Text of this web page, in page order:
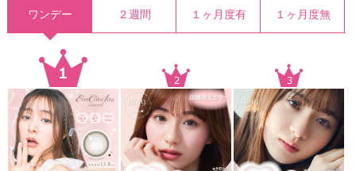
ワンデー ２週間 １ヶ月度有 １ヶ月度無